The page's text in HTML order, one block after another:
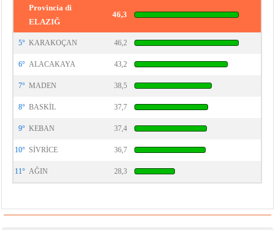
Provincia di
ELAZIĞ
46,3
5° KARAKOÇAN 46,2
6° ALACAKAYA 43,2
7° MADEN 38,5
8° BASKİL 37,7
9° KEBAN 37,4
10° SİVRİCE 36,7
11° AĞIN 28,3